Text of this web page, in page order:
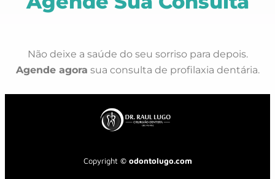
Não deixe a saúde do seu sorriso para depois.
Agende agora sua consulta de profilaxia dentária.
Copyright © odontolugo.com